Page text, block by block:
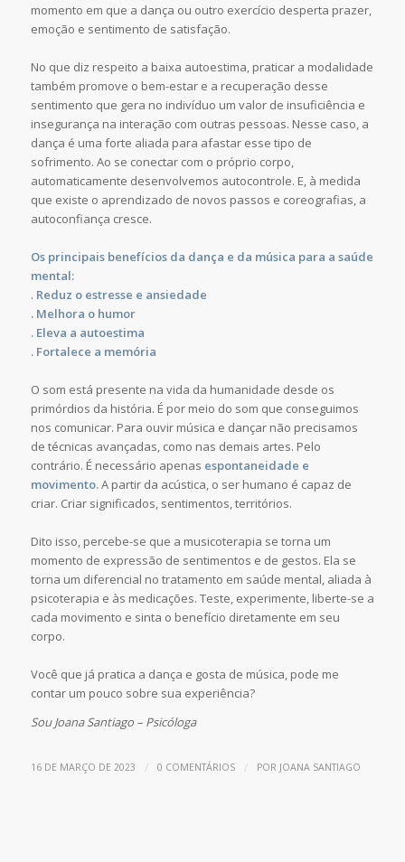
momento em que a dança ou outro exercício desperta prazer,
emoção e sentimento de satisfação.
No que diz respeito a baixa autoestima, praticar a modalidade
também promove o bem-estar e a recuperação desse
sentimento que gera no indivíduo um valor de insuficiência e
insegurança na interação com outras pessoas. Nesse caso, a
dança é uma forte aliada para afastar esse tipo de
sofrimento. Ao se conectar com o próprio corpo,
automaticamente desenvolvemos autocontrole. E, à medida
que existe o aprendizado de novos passos e coreografias, a
autoconfiança cresce.
Os principais benefícios da dança e da música para a saúde
mental:
. Reduz o estresse e ansiedade
. Melhora o humor
. Eleva a autoestima
. Fortalece a memória
O som está presente na vida da humanidade desde os
primórdios da história. É por meio do som que conseguimos
nos comunicar. Para ouvir música e dançar não precisamos
de técnicas avançadas, como nas demais artes. Pelo
contrário. É necessário apenas espontaneidade e
movimento.A partir da acústica, o ser humano é capaz de
criar. Criar significados, sentimentos, territórios.
Dito isso, percebe-se que a musicoterapia se torna um
momento de expressão de sentimentos e de gestos. Ela se
torna um diferencial no tratamento em saúde mental, aliada à
psicoterapia e às medicações. Teste, experimente, liberte-se a
cada movimento e sinta o benefício diretamente em seu
corpo.
Você que já pratica a dança e gosta de música, pode me
contar um pouco sobre sua experiência?
Sou Joana Santiago – Psicóloga
16 DE MARÇO DE 2023 / 0 COMENTÁRIOS / POR JOANA SANTIAGO